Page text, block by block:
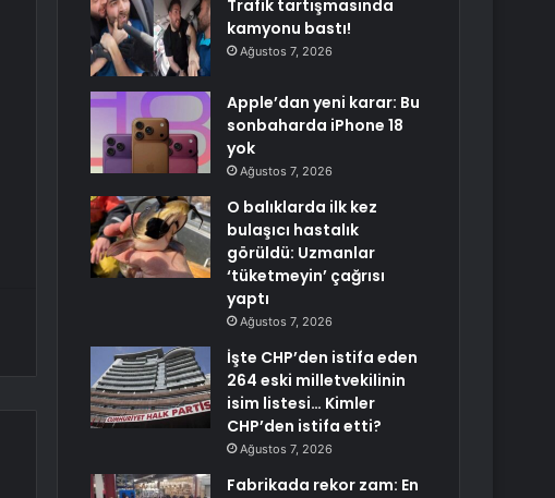
Trafik tartışmasında
kamyonu bastı!
Ağustos 7, 2026
Apple’dan yeni karar: Bu
sonbaharda iPhone 18
yok
Ağustos 7, 2026
O balıklarda ilk kez
bulaşıcı hastalık
görüldü: Uzmanlar
‘tüketmeyin’ çağrısı
yaptı
Ağustos 7, 2026
İşte CHP’den istifa eden
264 eski milletvekilinin
isim listesi… Kimler
CHP’den istifa etti?
Ağustos 7, 2026
Fabrikada rekor zam: En